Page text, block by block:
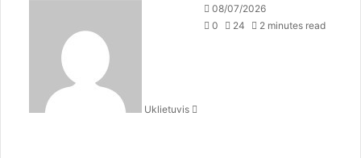
Uklietuvis
08/07/2026
0
24 2 minutes read